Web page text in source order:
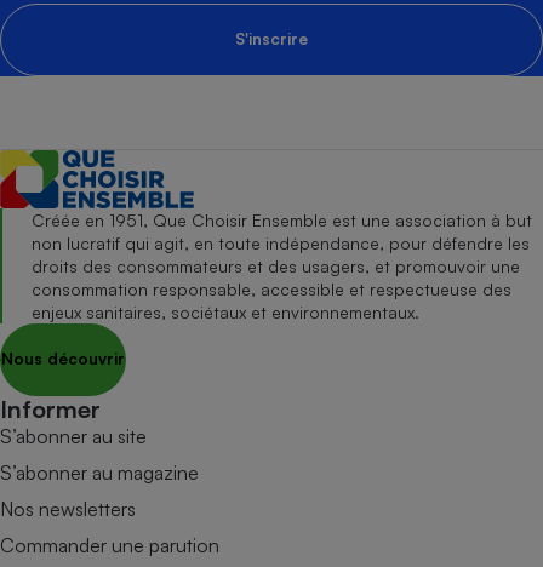
S'inscrire
Créée en 1951, Que Choisir Ensemble est une association à but
non lucratif qui agit, en toute indépendance, pour défendre les
droits des consommateurs et des usagers, et promouvoir une
consommation responsable, accessible et respectueuse des
enjeux sanitaires, sociétaux et environnementaux.
Nous découvrir
Informer
S’abonner au site
S’abonner au magazine
Nos newsletters
Commander une parution